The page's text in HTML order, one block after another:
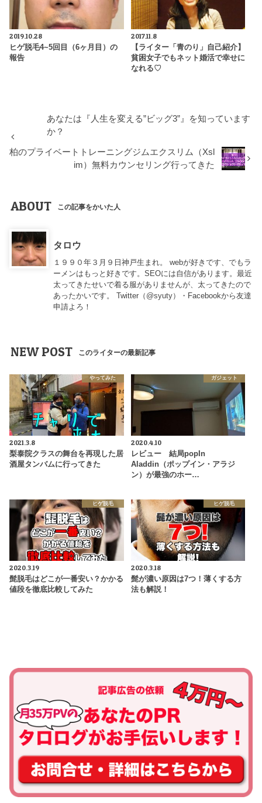
2019.10.28
ヒゲ脱毛4~5回目（6ヶ月目）の
報告
2017.11.8
【ライター「青のり」自己紹介】
貧困女子でもネット婚活で幸せに
なれる♡
あなたは『人生を変える”ビッグ3”』を知っています
か？
柏のプライベートトレーニングジムエクスリム（Xsl
im）無料カウンセリング行ってきた
ABOUT この記事をかいた人
タロウ
１９９０年３月９日神戸生まれ。 webが好きです、でもラ
ーメンはもっと好きです。SEOには自信があります。最近
太ってきたせいで着る服がありませんが、太ってきたので
あったかいです。 Twitter（ @syuty）・Facebookから友達
申請よろ！
NEW POST このライターの最新記事
やってみた
2021.3.8
梨泰院クラスの舞台を再現した居
酒屋タンバムに行ってきた
ガジェット
2020.4.10
レビュー 結局popIn
Aladdin（ポップイン・アラジ
ン）が最強のホー…
ヒゲ脱毛
2020.3.19
髭脱毛はどこが一番安い？かかる
値段を徹底比較してみた
ヒゲ脱毛
2020.3.18
髭が濃い原因は7つ！薄くする方
法も解説！